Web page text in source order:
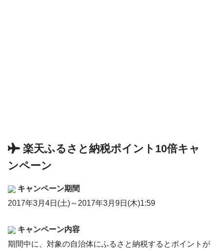
楽天ふるさと納税ポイント10倍キャ
ンペーン
キャンペーン期間
2017年3月4日(土)～2017年3月9日(木)1:59
キャンペーン内容
期間中に、対象の自治体にふるさと納税するとポイントが